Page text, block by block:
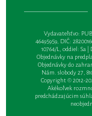
Vydavateľsťvo:
46495959, DIČ:
10764/L, oddiel: Sa |
Objednávky na
Objednávky do
Nám. slobody 27,
Copyright © 2012-
Akékoľvek
predchádzajúcim